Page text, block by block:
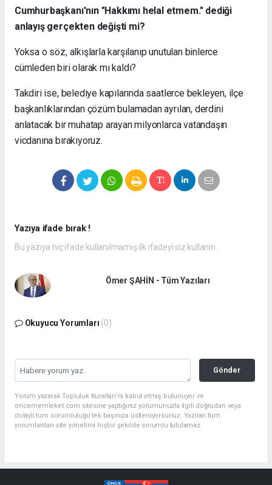
Cumhurbaşkanı'nın "Hakkımı helal etmem." dediği
anlayış gerçekten değişti mi?
Yoksa o söz, alkışlarla karşılanıp unutulan binlerce
cümleden biri olarak mı kaldı?
Takdiri ise, belediye kapılarında saatlerce bekleyen, ilçe
başkanlıklarından çözüm bulamadan ayrılan, derdini
anlatacak bir muhatap arayan milyonlarca vatandaşın
vicdanına bırakıyoruz.
Yazıya ifade bırak !
Bu yazıya hiç ifade kullanılmamış ilk ifadeyi siz kullanın.
Ömer ŞAHİN - Tüm Yazıları
Okuyucu Yorumları (0)
Gönder
Yorum yazarak Topluluk Kuralları’nı kabul etmiş bulunuyor ve
oncememleket.com sitesine yaptığınız yorumunuzla ilgili doğrudan veya
dolaylı tüm sorumluluğu tek başınıza üstleniyorsunuz. Yazılan tüm
yorumlardan site yönetimi hiçbir şekilde sorumlu tutulamaz.